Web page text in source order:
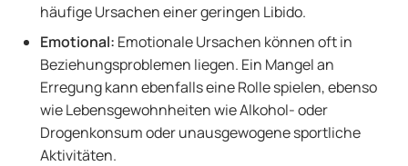
häufige Ursachen einer geringen Libido.
Emotional: Emotionale Ursachen können oft in
Beziehungsproblemen liegen. Ein Mangel an
Erregung kann ebenfalls eine Rolle spielen, ebenso
wie Lebensgewohnheiten wie Alkohol- oder
Drogenkonsum oder unausgewogene sportliche
Aktivitäten.